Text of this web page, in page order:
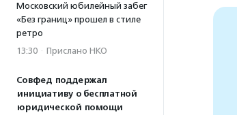
Московский юбилейный забег
«Без границ» прошел в стиле
ретро
13:30 · Прислано НКО
Совфед поддержал
инициативу о бесплатной
юридической помощи